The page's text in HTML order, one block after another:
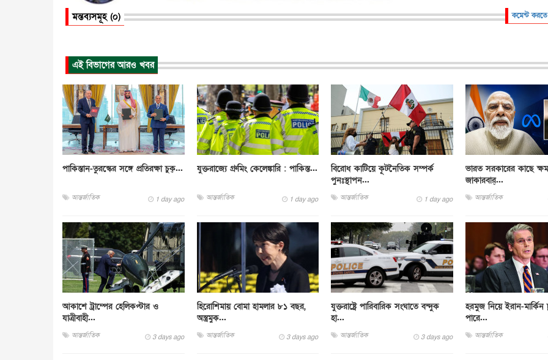
মন্তব্যসমূহ (০) কমেন্ট
এই বিভাগের আরও খবর
পাকিস্তান-তুরস্কের সঙ্গে প্রতিরক্ষা চুক্...
আন্তর্জাতিক 1 day ago
যুক্তরাজ্যে গ্রুমিং কেলেঙ্কারি : পাকিস্ত...
আন্তর্জাতিক 1 day ago
বিরোধ কাটিয়ে কূটনৈতিক সম্পর্ক
পুনঃস্থাপন...
আন্তর্জাতিক 1 day ago
ভারত সরকারের কাছে
জাকারবার্...
আন্তর্জাতিক
আকাশে ট্রাম্পের হেলিকপ্টার ও
যাত্রীবাহী...
আন্তর্জাতিক 3 days ago
হিরোশিমায় বোমা হামলার ৮১ বছর,
অস্ত্রমুক...
আন্তর্জাতিক 3 days ago
যুক্তরাষ্ট্রে পারিবারিক সংঘাতে বন্দুক
হা...
আন্তর্জাতিক 3 days ago
হরমুজ নিয়ে ইরান-মার্কিন
পারে...
আন্তর্জাতিক